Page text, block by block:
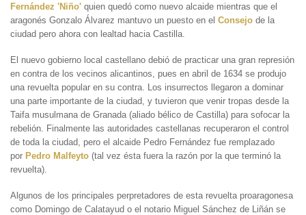
Fernández 'Niño' quien quedó como nuevo alcaide mientras que el
aragonés Gonzalo Álvarez mantuvo un puesto en el Consejo de la
ciudad pero ahora con lealtad hacia Castilla.
El nuevo gobierno local castellano debió de practicar una gran represión
en contra de los vecinos alicantinos, pues en abril de 1634 se produjo
una revuelta popular en su contra. Los insurrectos llegaron a dominar
una parte importante de la ciudad, y tuvieron que venir tropas desde la
Taifa musulmana de Granada (aliado bélico de Castilla) para sofocar la
rebelión. Finalmente las autoridades castellanas recuperaron el control
de toda la ciudad, pero el alcaide Pedro Fernández fue remplazado
por Pedro Malfeyto (tal vez ésta fuera la razón por la que terminó la
revuelta).
Algunos de los principales perpretadores de esta revuelta proaragonesa
como Domingo de Calatayud o el notario Miguel Sánchez de Liñán se